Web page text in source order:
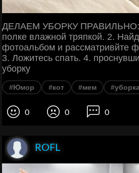
ДЕЛАЕМ УБОРКУ ПРАВИЛЬНО:
полке влажной тряпкой. 2.
фотоальбом и рассматривйте
3. Ложитесь спать. 4.
уборку
#Юмор #кот #мем
0 0 0
ROFL